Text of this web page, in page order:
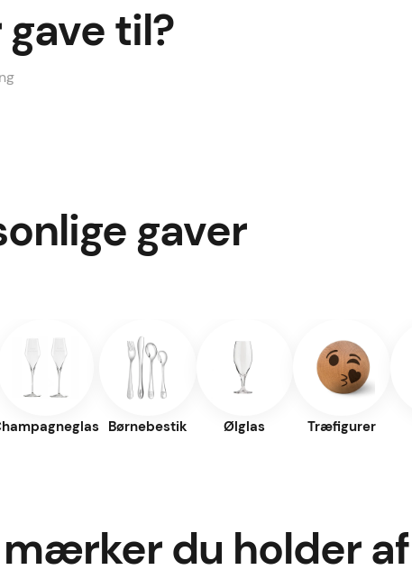
til?
gaver
Børnebestik Ølglas Træfigurer
mærker du holder af